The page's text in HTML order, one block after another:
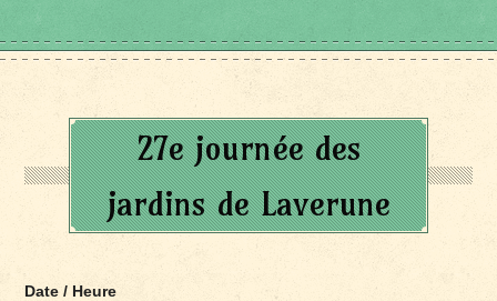
27e journée des
jardins de Laverune
Date / Heure